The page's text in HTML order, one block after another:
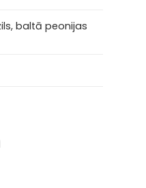
baltā peonijas